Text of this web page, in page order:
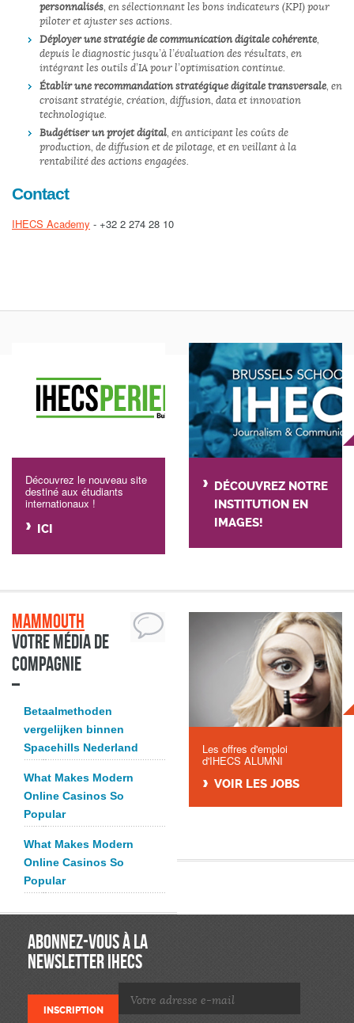
personnalisés, en sélectionnant les bons indicateurs (KPI) pour
piloter et ajuster ses actions.
Déployer une stratégie de communication digitale cohérente,
depuis le diagnostic jusqu’à l’évaluation des résultats, en
intégrant les outils d’IA pour l’optimisation continue.
Établir une recommandation stratégique digitale transversale, en
croisant stratégie, création, diffusion, data et innovation
technologique.
Budgétiser un projet digital, en anticipant les coûts de
production, de diffusion et de pilotage, et en veillant à la
rentabilité des actions engagées.
Contact
IHECS Academy - +32 2 274 28 10
Découvrez le nouveau site
destiné aux étudiants
internationaux !
ICI
DÉCOUVREZ NOTRE
INSTITUTION EN
IMAGES!
Mammouth
Votre média de
compagnie
Betaalmethoden
vergelijken binnen
Spacehills Nederland
What Makes Modern
Online Casinos So
Popular
What Makes Modern
Online Casinos So
Popular
Les offres d'emploi
d'IHECS ALUMNI
VOIR LES JOBS
ABONNEZ-VOUS À LA
NEWSLETTER IHECS